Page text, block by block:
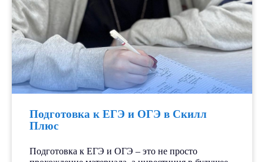
Подготовка к ЕГЭ и ОГЭ в Скилл
Плюс
Подготовка к ЕГЭ и ОГЭ – это не просто